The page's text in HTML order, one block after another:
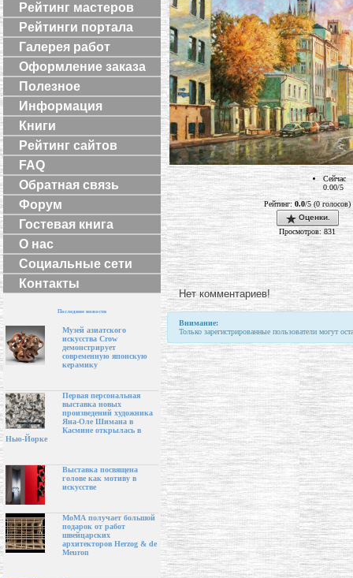
Рейтинг мастеров
Рейтинги портала
Галерея работ
Оформление заказа
Полезное
Информация
Книги
Рейтинг сайтов
FAQ
Обратная связь
Форум
Гостевая книга
О нас
Социальные сети
Контакты
Последние новости
Музей азиатского
искусства Crow
демонстрирует
современную японскую
керамику
Первая персональная
выставка новых
произведений художника
Яна-Оле Шимана в
Касмине открылась в
Нью-Йорке
Выставка посвящена
голове как мотиву в
искусстве
МоМА получает большой
подарок от работ
швейцарских
архитекторов Herzog & de
Meuron
Сейчас
0.00/5
Рейтинг:0.0/5 (0 голосов)
Оценки.
Просмотров: 831
Нет комментариев!
Внимание:
Только зарегистрированные пользователи могут